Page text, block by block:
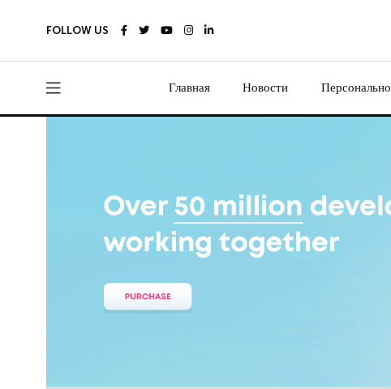
FOLLOW US
Главная Новости Персонально